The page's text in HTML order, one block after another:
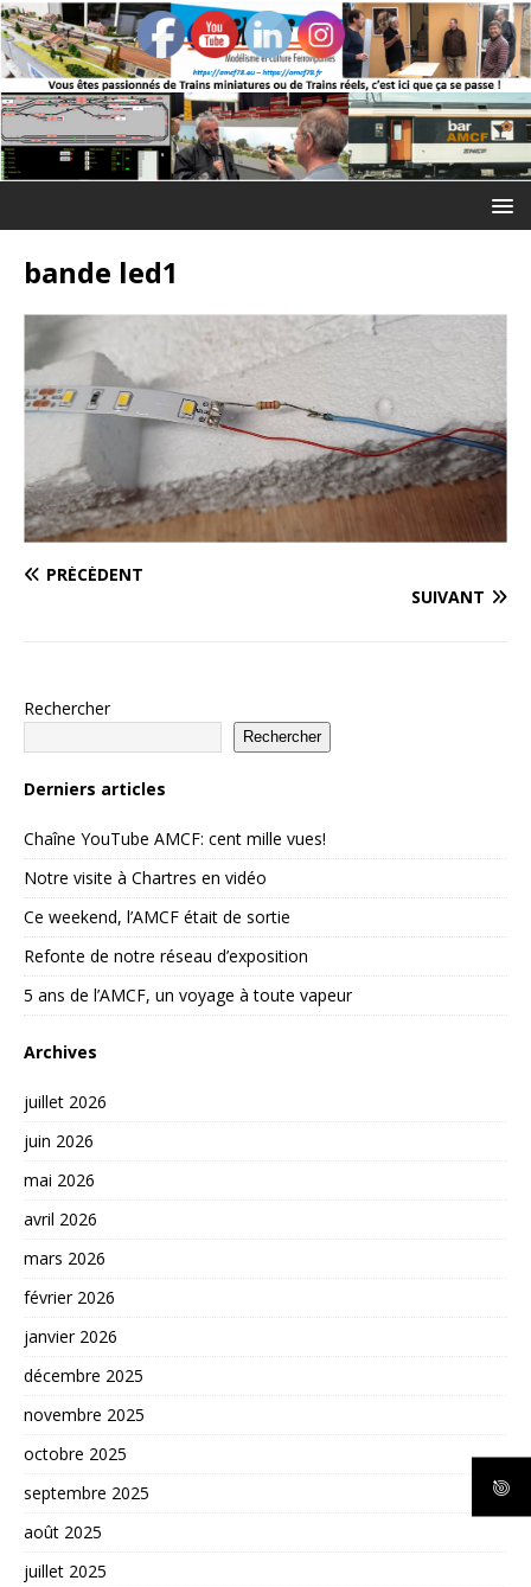
bande led1
PRÉCÉDENT
SUIVANT
Rechercher
Rechercher
Derniers articles
Chaîne YouTube AMCF: cent mille vues!
Notre visite à Chartres en vidéo
Ce weekend, l’AMCF était de sortie
Refonte de notre réseau d’exposition
5 ans de l’AMCF, un voyage à toute vapeur
Archives
juillet 2026
juin 2026
mai 2026
avril 2026
mars 2026
février 2026
janvier 2026
décembre 2025
novembre 2025
octobre 2025
septembre 2025
août 2025
juillet 2025